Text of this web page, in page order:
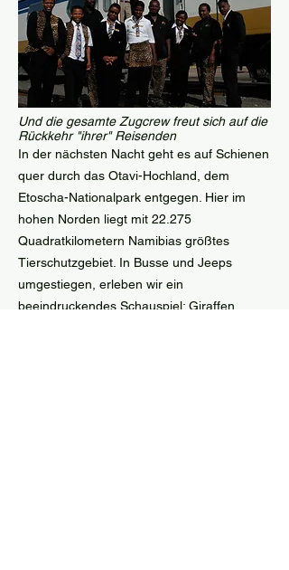
Und die gesamte Zugcrew freut sich auf die
Rückkehr "ihrer" Reisenden
In der nächsten Nacht geht es auf Schienen
quer durch das Otavi-Hochland, dem
Etoscha-Nationalpark entgegen. Hier im
hohen Norden liegt mit 22.275
Quadratkilometern Namibias größtes
Tierschutzgebiet. In Busse und Jeeps
umgestiegen, erleben wir ein
beeindruckendes Schauspiel: Giraffen,